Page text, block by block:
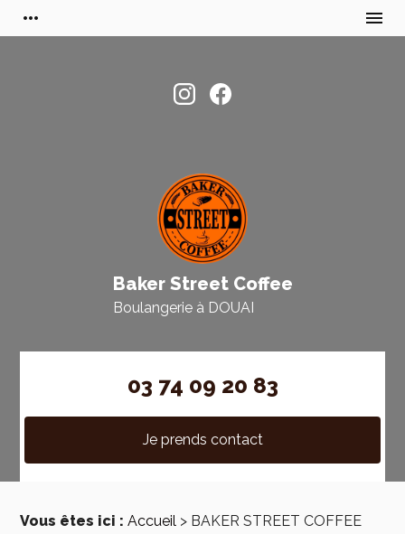
more_horiz menu
Baker Street Coffee
Boulangerie à DOUAI
03 74 09 20 83
Je prends contact
Vous êtes ici : Accueil > BAKER STREET COFFEE